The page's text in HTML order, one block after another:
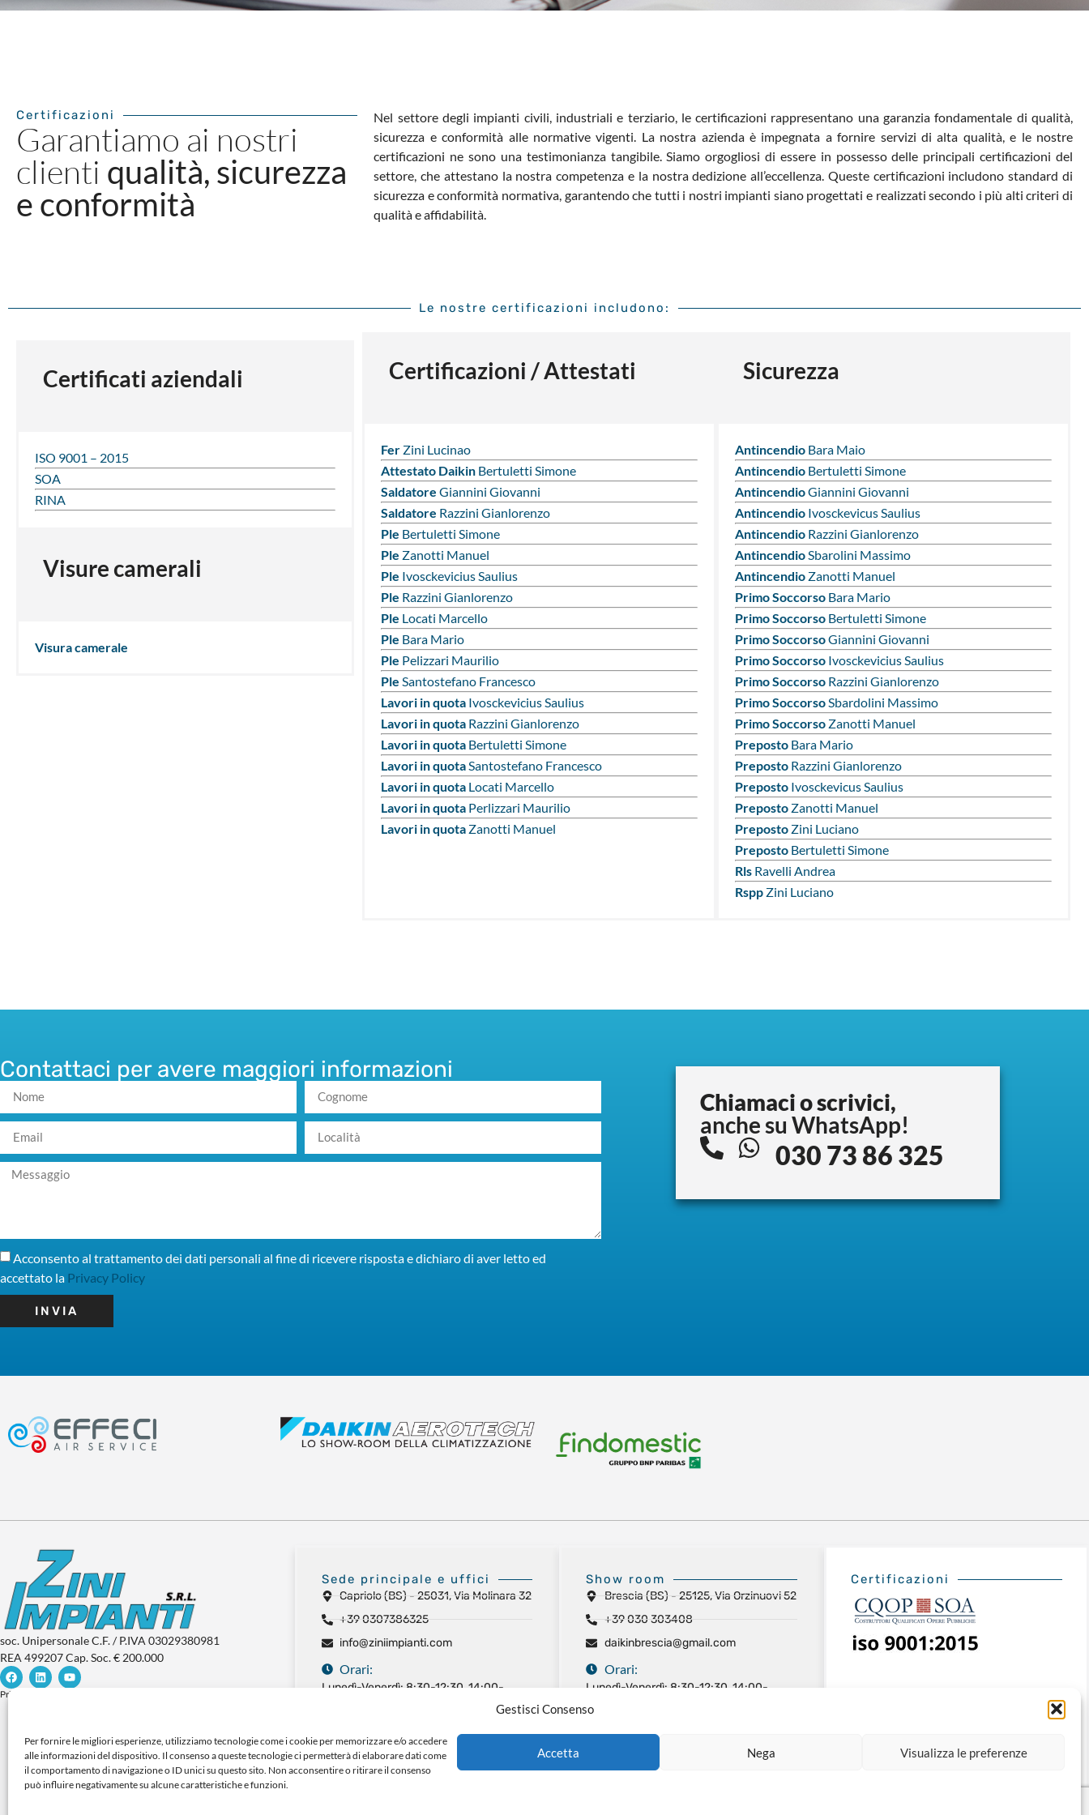
Gestisci Consenso
Per fornire le migliori esperienze, utilizziamo tecnologie come i cookie per memorizzare e/o accedere
alle informazioni del dispositivo. Il consenso a queste tecnologie ci permetterà di elaborare dati come
il comportamento di navigazione o ID unici su questo sito. Non acconsentire o ritirare il consenso
può influire negativamente su alcune caratteristiche e funzioni.
Accetta Nega Visualizza le preferenze
Certificazioni
Garantiamo ai nostri
clienti qualità, sicurezza
e conformità
Nel settore degli impianti civili, industriali e terziario, le certificazioni rappresentano una garanzia fondamentale di qualità,
sicurezza e conformità alle normative vigenti. La nostra azienda è impegnata a fornire servizi di alta qualità, e le nostre
certificazioni ne sono una testimonianza tangibile.Siamo orgogliosi di essere in possesso delle principali certificazioni del
settore, che attestano la nostra competenza e la nostra dedizione all’eccellenza. Queste certificazioni includono standard di
sicurezza e conformità normativa, garantendo che tutti i nostri impianti siano progettati e realizzati secondo i più alti criteri di
qualità e affidabilità.
Le nostre certificazioni includono:
Certificati aziendali
ISO 9001 – 2015
SOA
RINA
Visure camerali
Visura camerale
Certificazioni / Attestati
FerZini Lucinao
Attestato DaikinBertuletti Simone
Saldatore Giannini Giovanni
Saldatore Razzini Gianlorenzo
Ple Bertuletti Simone
Ple Zanotti Manuel
Ple Ivosckevicius Saulius
Ple Razzini Gianlorenzo
Ple Locati Marcello
Ple Bara Mario
Ple Pelizzari Maurilio
Ple Santostefano Francesco
Lavori in quotaIvosckevicius Saulius
Lavori in quotaRazzini Gianlorenzo
Lavori in quotaBertuletti Simone
Lavori in quotaSantostefano Francesco
Lavori in quotaLocati Marcello
Lavori in quotaPerlizzari Maurilio
Lavori in quotaZanotti Manuel
Sicurezza
AntincendioBara Maio
AntincendioBertuletti Simone
AntincendioGiannini Giovanni
AntincendioIvosckevicus Saulius
AntincendioRazzini Gianlorenzo
AntincendioSbarolini Massimo
AntincendioZanotti Manuel
Primo SoccorsoBara Mario
Primo SoccorsoBertuletti Simone
Primo SoccorsoGiannini Giovanni
Primo SoccorsoIvosckevicius Saulius
Primo SoccorsoRazzini Gianlorenzo
Primo SoccorsoSbardolini Massimo
Primo SoccorsoZanotti Manuel
PrepostoBara Mario
PrepostoRazzini Gianlorenzo
PrepostoIvosckevicus Saulius
PrepostoZanotti Manuel
PrepostoZini Luciano
PrepostoBertuletti Simone
RlsRavelli Andrea
RsppZini Luciano
Contattaci per avere maggiori informazioni
Acconsento al trattamento dei dati personali al fine di ricevere risposta e dichiaro di aver letto ed
accettato la Privacy Policy
INVIA
Chiamaci o scrivici,
anche su WhatsApp!
030 73 86 325
soc. Unipersonale C.F. / P.IVA 03029380981
REA 499207 Cap. Soc. € 200.000
Privacy Policy
Sede principale e uffici
Capriolo (BS) - 25031, Via Molinara 32
+39 0307386325
info@ziniimpianti.com
Orari:
Lunedì-Venerdì: 8:30-12:30, 14:00-
Domenica: Chiuso
Show room
Brescia (BS) - 25125, Via Orzinuovi 52
+39 030 303408
daikinbrescia@gmail.com
Orari:
Lunedì-Venerdì: 8:30-12:30, 14:00-
18:00
Domenica: Chiuso
Certificazioni